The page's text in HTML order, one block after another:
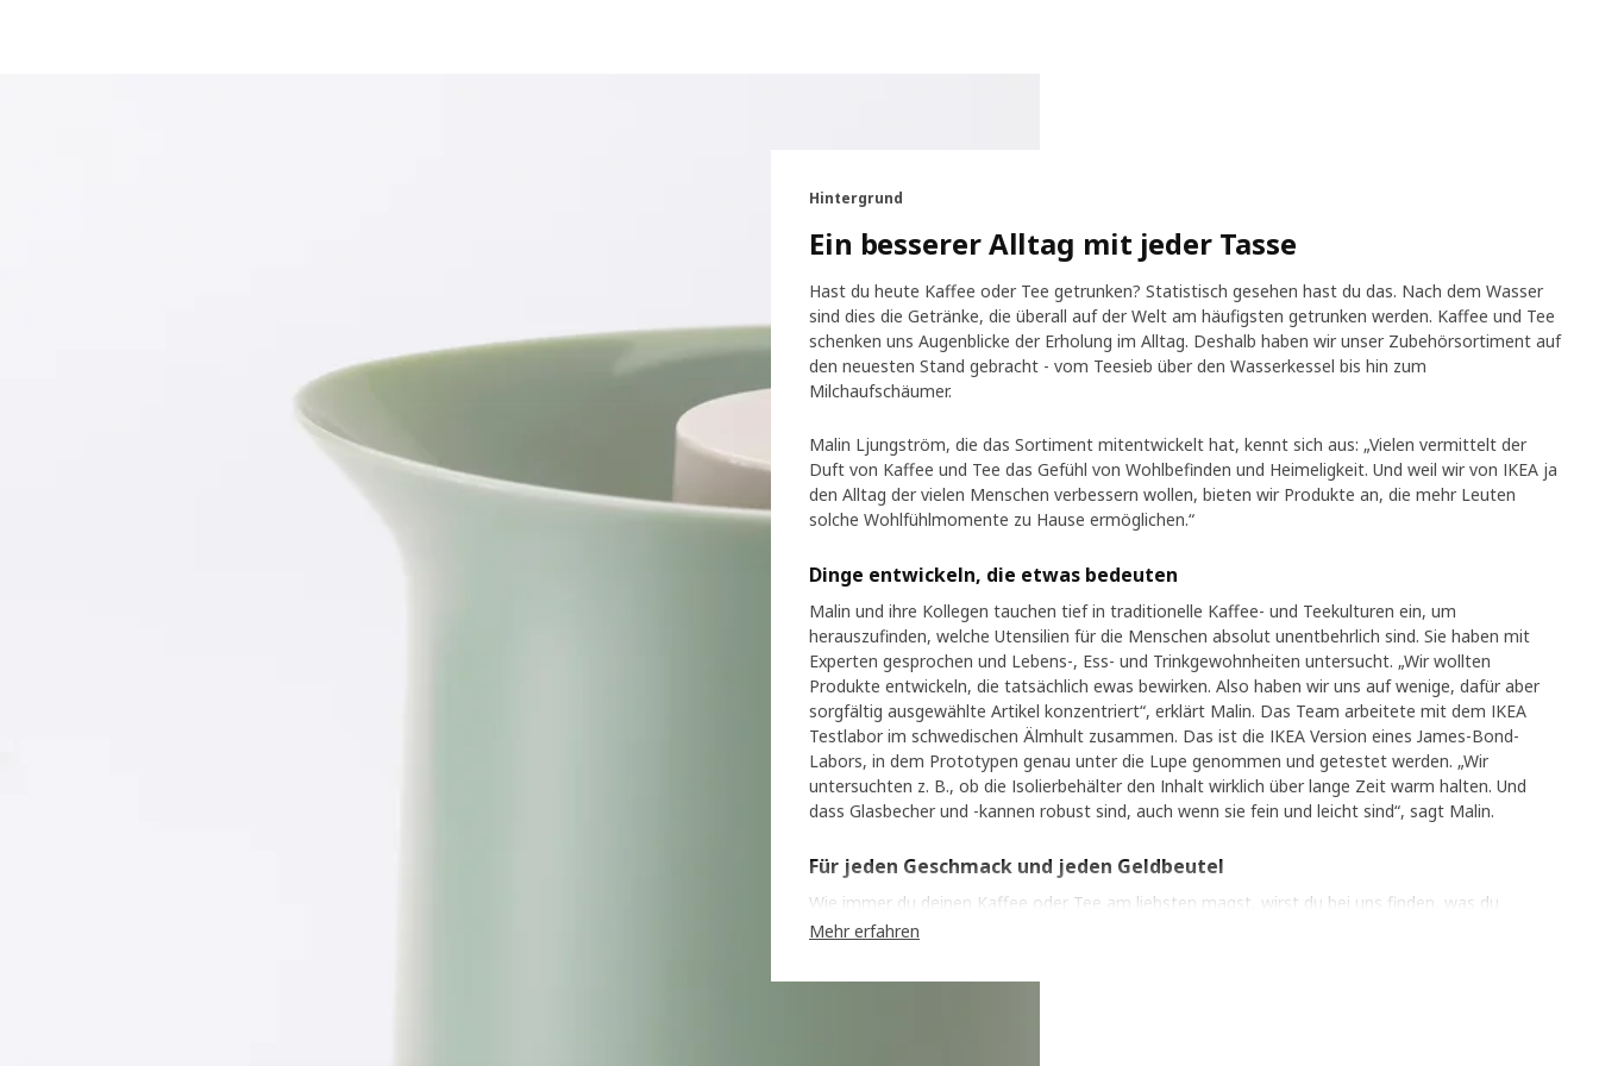
Hintergrund
Ein besserer Alltag mit jeder Tasse
Hast du heute Kaffee oder Tee getrunken? Statistisch gesehen hast du das. Nach dem Wasser
sind dies die Getränke, die überall auf der Welt am häufigsten getrunken werden. Kaffee und Tee
schenken uns Augenblicke der Erholung im Alltag. Deshalb haben wir unser Zubehörsortiment auf
den neuesten Stand gebracht - vom Teesieb über den Wasserkessel bis hin zum
Milchaufschäumer.
Malin Ljungström, die das Sortiment mitentwickelt hat, kennt sich aus: „Vielen vermittelt der
Duft von Kaffee und Tee das Gefühl von Wohlbefinden und Heimeligkeit. Und weil wir von IKEA ja
den Alltag der vielen Menschen verbessern wollen, bieten wir Produkte an, die mehr Leuten
solche Wohlfühlmomente zu Hause ermöglichen.“
Dinge entwickeln, die etwas bedeuten
Malin und ihre Kollegen tauchen tief in traditionelle Kaffee- und Teekulturen ein, um
herauszufinden, welche Utensilien für die Menschen absolut unentbehrlich sind. Sie haben mit
Experten gesprochen und Lebens-, Ess- und Trinkgewohnheiten untersucht. „Wir wollten
Produkte entwickeln, die tatsächlich ewas bewirken. Also haben wir uns auf wenige, dafür aber
sorgfältig ausgewählte Artikel konzentriert“, erklärt Malin. Das Team arbeitete mit dem IKEA
Testlabor im schwedischen Älmhult zusammen. Das ist die IKEA Version eines James-Bond-
Labors, in dem Prototypen genau unter die Lupe genommen und getestet werden. „Wir
untersuchten z. B., ob die Isolierbehälter den Inhalt wirklich über lange Zeit warm halten. Und
dass Glasbecher und -kannen robust sind, auch wenn sie fein und leicht sind“, sagt Malin.
Für jeden Geschmack und jeden Geldbeutel
Wie immer du deinen Kaffee oder Tee am liebsten magst, wirst du bei uns finden, was du
brauchst, um das Getränk perfekt zu machen. Und es gibt für jedes Budget das Passende in
Möglichkeit, den täglichen Genuss stets ein wenig zu erhöhen, Tasse für Tasse", schließt Malin.
Mehr erfahren